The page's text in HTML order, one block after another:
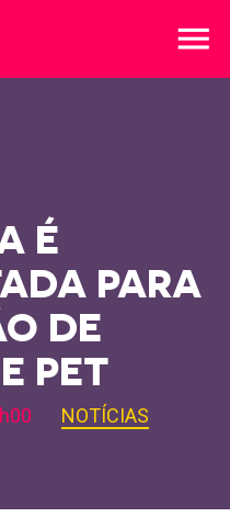
menu
É
PARA
DE
PET
NOTÍCIAS